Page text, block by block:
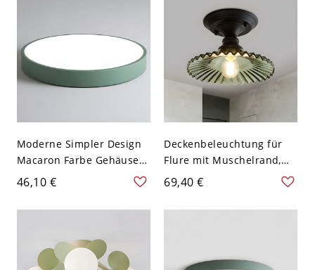
Moderne Simpler Design
Macaron Farbe Gehäuse
Deckenlampe Rund LED 1-
Licht Deckenleuchte -
Grün 110V-120V 30,48 cm
46,10 €
Deckenbeleuchtung für
Flure mit Muschelrand,
antikes grünes Glas, 1
Kopf, schwarze Halb-
Einbau-Leuchte
69,40 €